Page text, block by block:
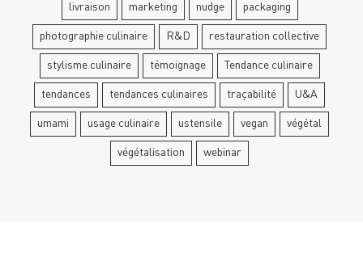
livraison marketing nudge packaging
photographie culinaire R&D restauration collective
stylisme culinaire témoignage Tendance culinaire
tendances tendances culinaires traçabilité U&A
umami usage culinaire ustensile vegan végétal
végétalisation webinar